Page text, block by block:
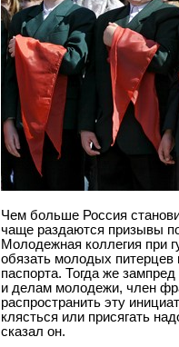
Чем больше Россия
чаще раздаются призывы
Молодежная коллегия при
обязать молодых питерцев
паспорта. Тогда же
и делам молодежи, член
распространить эту
клясться или присягать
сказал он.